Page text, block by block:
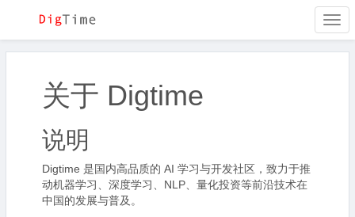
关于 Digtime
说明
Digtime 是国内高品质的 AI 学习与开发社区，致力于推
动机器学习、深度学习、NLP、量化投资等前沿技术在
中国的发展与普及。